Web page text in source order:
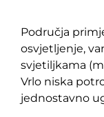
Područja
osvjetljenje,
svjetiljkama
Vrlo niska
jednostavno